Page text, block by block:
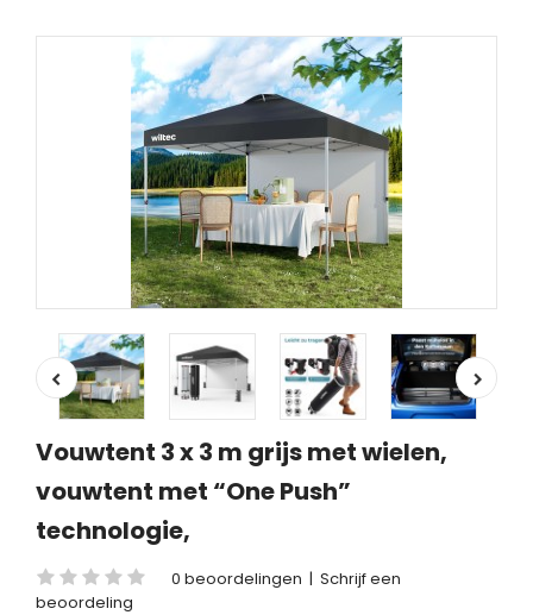
Vouwtent 3 x 3 m grijs met wielen,
vouwtent met “One Push”
technologie,
0 beoordelingen | Schrijf een
beoordeling